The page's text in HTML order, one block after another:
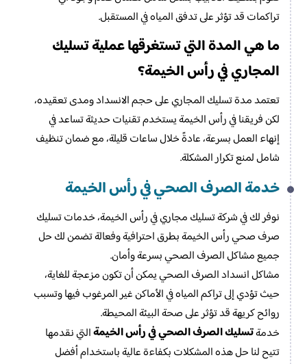
تراكمات قد تؤثر على تدفق المياه في المستقبل.
ما هي المدة التي تستغرقها عملية تسليك
المجاري في رأس الخيمة؟
تعتمد مدة تسليك المجاري على حجم الانسداد ومدى تعقيده،
لكن فريقنا في رأس الخيمة يستخدم تقنيات حديثة تساعد في
إنهاء العمل بسرعة، عادةً خلال ساعات قليلة، مع ضمان تنظيف
شامل لمنع تكرار المشكلة.
خدمة الصرف الصحي في رأس الخيمة
نوفر لك في شركة تسليك مجاري في رأس الخيمة، خدمات تسليك
صرف صحي رأس الخيمة بطرق احترافية وفعالة تضمن لك حل
جميع مشاكل الصرف الصحي بسرعة وأمان.
مشاكل انسداد الصرف الصحي يمكن أن تكون مزعجة للغاية،
حيث تؤدي إلى تراكم المياه في الأماكن غير المرغوب فيها وتسبب
روائح كريهة قد تؤثر على صحة البيئة المحيطة.
خدمةتسليك الصرف الصحي في رأس الخيمةالتي نقدمها
تتيح لنا حل هذه المشكلات بكفاءة عالية باستخدام أفضل